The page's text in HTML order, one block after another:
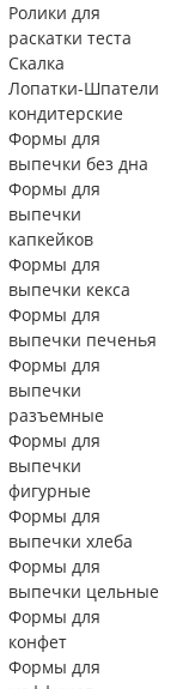
Ролики для
раскатки теста
Скалка
Лопатки-Шпатели
кондитерские
Формы для
выпечки без дна
Формы для
выпечки
капкейков
Формы для
выпечки кекса
Формы для
выпечки печенья
Формы для
выпечки
разъемные
Формы для
выпечки
фигурные
Формы для
выпечки хлеба
Формы для
выпечки цельные
Формы для
конфет
Формы для